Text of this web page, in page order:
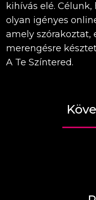
kihívás elé.
olyan igényes
amely szórakoztat,
merengésre
A Te Színtered.